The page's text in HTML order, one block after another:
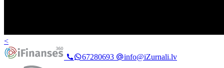
<
67280693
info@iZurnali.lv